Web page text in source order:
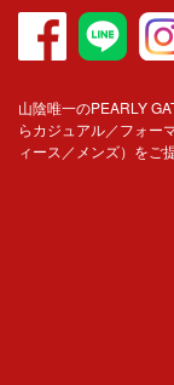
山陰唯一のPEARLY
らカジュアル／フォー
ィース／メンズ）をご